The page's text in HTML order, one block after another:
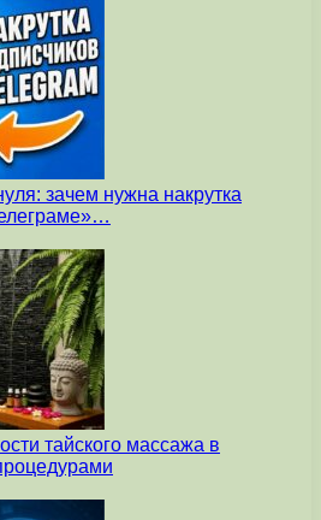
зачем нужна накрутка
тайского массажа в